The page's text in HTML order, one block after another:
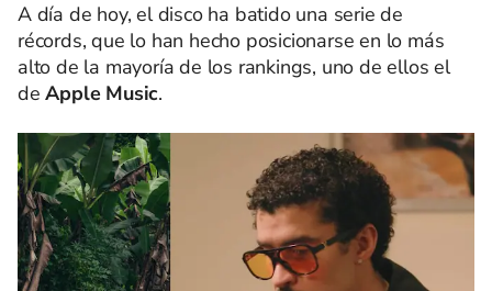
A día de hoy, el disco ha batido una serie de
récords, que lo han hecho posicionarse en lo más
alto de la mayoría de los rankings, uno de ellos el
deApple Music.